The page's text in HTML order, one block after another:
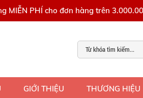
MIỄN PHÍ cho đơn hàng trên
GIỚI THIỆU THƯƠNG HIỆU